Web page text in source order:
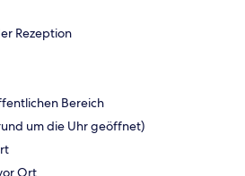
Rezeption
Bereich
um die Uhr geöffnet)
Ort